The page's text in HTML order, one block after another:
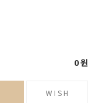
0원
WISH